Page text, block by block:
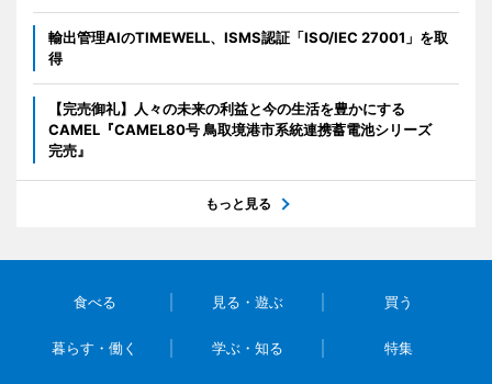
輸出管理AIのTIMEWELL、ISMS認証「ISO/IEC 27001」を取
得
【完売御礼】人々の未来の利益と今の生活を豊かにする
CAMEL『CAMEL80号 鳥取境港市系統連携蓄電池シリーズ
完売』
もっと見る
食べる 見る・遊ぶ 買う
暮らす・働く 学ぶ・知る 特集